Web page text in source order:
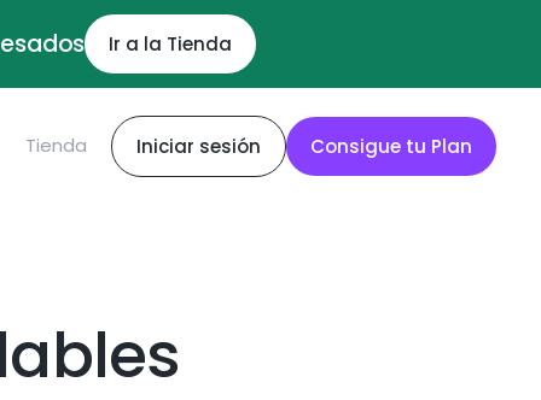
Ir a la Tienda
Tienda Iniciar sesión Consigue tu Plan